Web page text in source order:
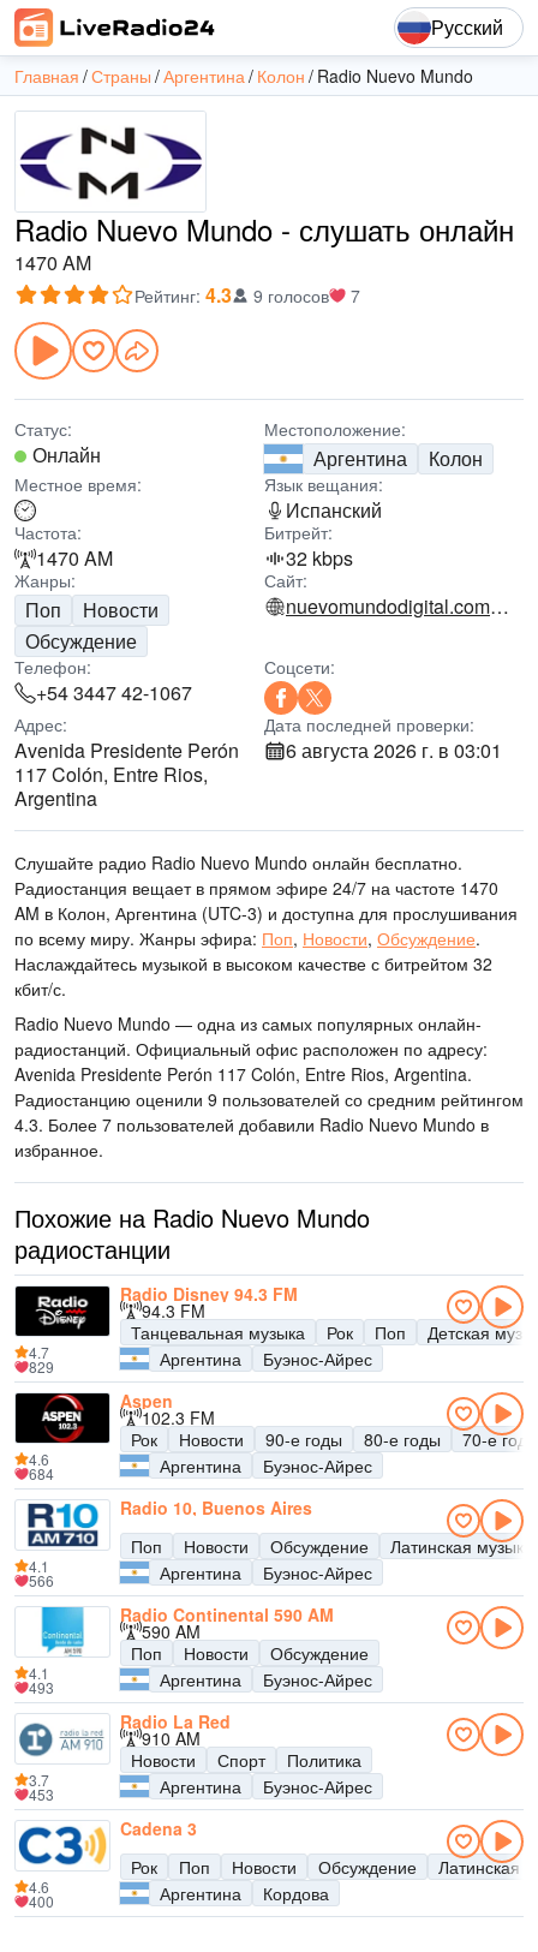
Русский
Главная Страны Аргентина Колон Radio Nuevo Mundo
Radio Nuevo Mundo - слушать онлайн
1470 AM
Рейтинг: 4.3 9 голосов 7
Статус:
Онлайн
Местоположение:
Аргентина Колон
Местное время: Язык вещания:
Испанский
Частота:
1470 AM
Битрейт:
32 kbps
Жанры:
Поп
Новости
Обсуждение
Сайт:
nuevomundodigital.com.ar
Телефон:
+54 3447 42-1067
Соцсети:
Адрес:
Avenida Presidente Perón
117 Colón, Entre Rios,
Argentina
Дата последней проверки:
6 августа 2026 г. в 03:01
Слушайте радио Radio Nuevo Mundo онлайн бесплатно.
Радиостанция вещает в прямом эфире 24/7 на частоте 1470
AM в Колон, Аргентина (UTC-3) и доступна для прослушивания
по всему миру. Жанры эфира: Поп, Новости, Обсуждение.
Наслаждайтесь музыкой в высоком качестве с битрейтом 32
кбит/с.
Radio Nuevo Mundo — одна из самых популярных онлайн-
радиостанций. Официальный офис расположен по адресу:
Avenida Presidente Perón 117 Colón, Entre Rios, Argentina.
Радиостанцию оценили 9 пользователей со средним рейтингом
4.3. Более 7 пользователей добавили Radio Nuevo Mundo в
избранное.
Похожие на Radio Nuevo Mundo
радиостанции
Radio Disney 94.3 FM
94.3 FM
Танцевальная музыка
Рок Поп
Детская
Аргентина
Буэнос-Айрес
4.7
829
Aspen
102.3 FM
Рок
Новости 90-е годы 80-е годы
70-е годы
Аргентина
Буэнос-Айрес
4.6
684
Radio 10, Buenos Aires
Поп
Новости Обсуждение
Латинская музыка
Аргентина
Буэнос-Айрес
4.1
566
Radio Continental 590 AM
590 AM
Поп
Новости
Обсуждение
Аргентина
Буэнос-Айрес
4.1
493
Radio La Red
910 AM
Новости
Спорт
Политика
Аргентина
Буэнос-Айрес
3.7
453
Cadena 3
Рок
Поп Новости Обсуждение
Латинская
Аргентина
Кордова
4.6
400